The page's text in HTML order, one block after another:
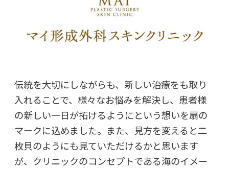
伝統を大切にしながらも、新しい治療をも取り
入れることで、様々なお悩みを解決し、患者様
の新しい一日が拓けるようにという想いを扇の
マークに込めました。また、見方を変えると二
枚貝のようにも見ていただけるかと思います
が、クリニックのコンセプトである海のイメー